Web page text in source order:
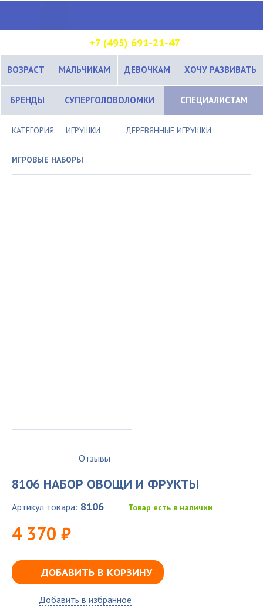
+7 (495) 691-21-47
ВОЗРАСТ МАЛЬЧИКАМ ДЕВОЧКАМ ХОЧУ РАЗВИВАТЬ
БРЕНДЫ СУПЕРГОЛОВОЛОМКИ СПЕЦИАЛИСТАМ
КАТЕГОРИЯ: ИГРУШКИ ДЕРЕВЯННЫЕ ИГРУШКИ
ИГРОВЫЕ НАБОРЫ
Отзывы
8106 НАБОР ОВОЩИ И ФРУКТЫ
Артикул товара: 8106 Товар есть в наличии
4 370 ₽
ДОБАВИТЬ В КОРЗИНУ
Добавить в избранное